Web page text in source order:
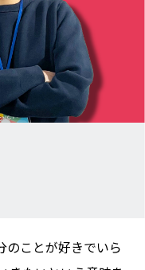
のことが好きでいら